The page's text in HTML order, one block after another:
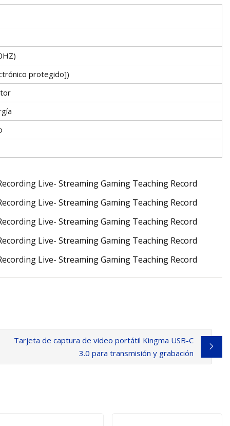
)
protegido])
Tarjeta de captura de video portátil Kingma USB-C
3.0 para transmisión y grabación